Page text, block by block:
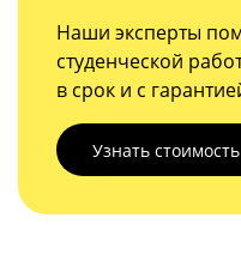
Наши эксперты
студенческой
в срок и с
Узнать стоимость